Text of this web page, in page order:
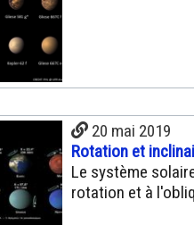
20 mai 2019
Rotation et
Le système
rotation et à